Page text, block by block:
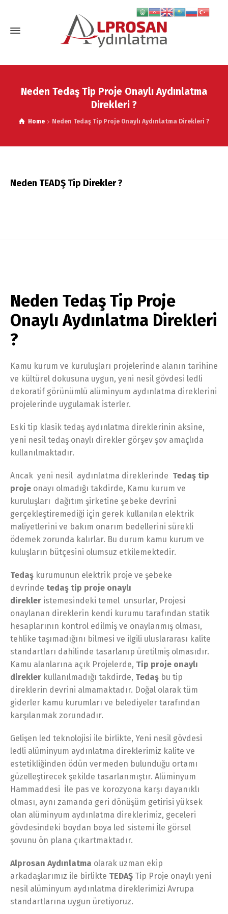
Neden Tedaş Tip Proje Onaylı Aydınlatma
Direkleri ?
Home Neden Tedaş Tip Proje Onaylı Aydınlatma Direkleri ?
Neden TEADŞ Tip Direkler ?
Neden Tedaş Tip Proje
Onaylı Aydınlatma Direkleri
?
Kamu kurum ve kuruluşları projelerinde alanın tarihine
ve kültürel dokusuna uygun, yeni nesil gövdesi ledli
dekoratif görünümlü alüminyum aydınlatma direklerini
projelerinde uygulamak isterler.
Eski tip klasik tedaş aydınlatma direklerinin aksine,
yeni nesil tedaş onaylı direkler görşev şov amaçlıda
kullanılmaktadır.
Ancak yeni nesil aydınlatma direklerinde Tedaş tip
proje onayı olmadığı takdirde, Kamu kurum ve
kuruluşları dağıtım şirketine şebeke devrini
gerçekleştiremediği için gerek kullanılan elektrik
maliyetlerini ve bakım onarım bedellerini sürekli
ödemek zorunda kalırlar. Bu durum kamu kurum ve
kuluşların bütçesini olumsuz etkilemektedir.
Tedaş kurumunun elektrik proje ve şebeke
devrinde tedaş tip proje onaylı
direkler istemesindeki temel unsurlar, Projesi
onaylanan direklerin kendi kurumu tarafından statik
hesaplarının kontrol edilmiş ve onaylanmış olması,
tehlike taşımadığını bilmesi ve ilgili uluslararası kalite
standartları dahilinde tasarlanıp üretilmiş olmasıdır.
Kamu alanlarına açık Projelerde, Tip proje onaylı
direkler kullanılmadığı takdirde, Tedaş bu tip
direklerin devrini almamaktadır. Doğal olarak tüm
giderler kamu kurumları ve belediyeler tarafından
karşılanmak zorundadır.
Gelişen led teknolojisi ile birlikte, Yeni nesil gövdesi
ledli alüminyum aydınlatma direklerimiz kalite ve
estetikliğinden ödün vermeden bulunduğu ortamı
güzelleştirecek şekilde tasarlanmıştır. Alüminyum
Hammaddesi İle pas ve korozyona karşı dayanıklı
olması, aynı zamanda geri dönüşüm getirisi yüksek
olan alüminyum aydınlatma direklerimiz, geceleri
gövdesindeki boydan boya led sistemi İle görsel
şovunu ön plana çıkartmaktadır.
Alprosan Aydınlatma olarak uzman ekip
arkadaşlarımız ile birlikte TEDAŞ Tip Proje onaylı yeni
nesil alüminyum aydınlatma direklerimizi Avrupa
standartlarına uygun üretiyoruz.